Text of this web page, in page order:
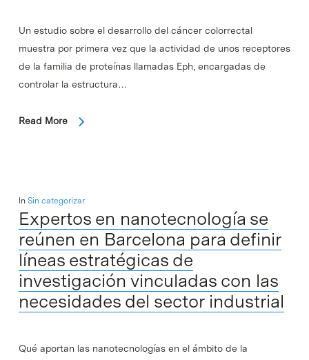
Un estudio sobre el desarrollo del cáncer colorrectal
muestra por primera vez que la actividad de unos receptores
de la familia de proteínas llamadas Eph, encargadas de
controlar la estructura…
Read More
In Sin categorizar
Expertos en nanotecnología se
reúnen en Barcelona para definir
líneas estratégicas de
investigación vinculadas con las
necesidades del sector industrial
Qué aportan las nanotecnologías en el ámbito de la